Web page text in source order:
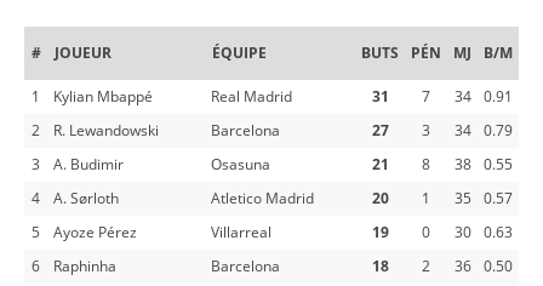
# JOUEUR ÉQUIPE BUTS PÉN MJ B/M
1 Kylian Mbappé Real Madrid 31 7 34
0.91
2
R. Lewandowski Barcelona 27 3 34
0.79
3
A. Budimir Osasuna 21 8 38
0.55
4
A. Sørloth Atletico Madrid 20 1 35
0.57
5
Ayoze Pérez Villarreal 19 0 30
0.63
6
Raphinha Barcelona 18 2 36
0.50